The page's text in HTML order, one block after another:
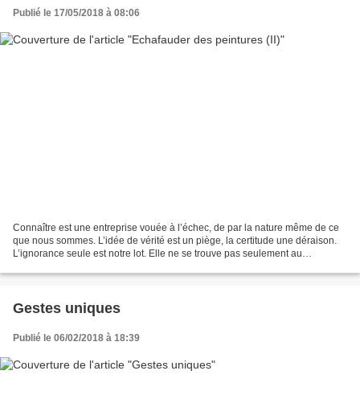
Publié le 17/05/2018 à 08:06
Connaître est une entreprise vouée à l’échec, de par la nature même de ce
que nous sommes. L’idée de vérité est un piège, la certitude une déraison.
L’ignorance seule est notre lot. Elle ne se trouve pas seulement au
Gestes uniques
Publié le 06/02/2018 à 18:39